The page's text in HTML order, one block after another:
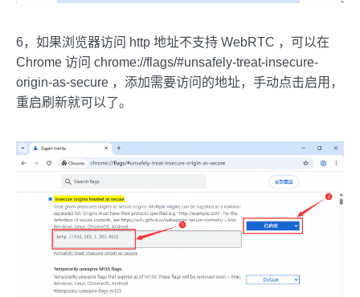
6，如果浏览器访问 http 地址不支持 WebRTC ，可以在
Chrome 访问 chrome://flags/#unsafely-treat-insecure-
origin-as-secure ，添加需要访问的地址，手动点击启用，
重启刷新就可以了。